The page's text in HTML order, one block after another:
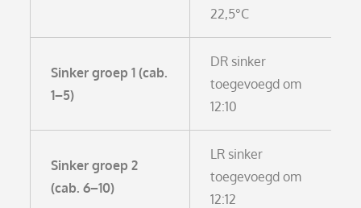
22,5°C
Sinker groep 1 (cab.
1–5)
DR sinker
toegevoegd om
12:10
Sinker groep 2
(cab. 6–10)
LR sinker
toegevoegd om
12:12